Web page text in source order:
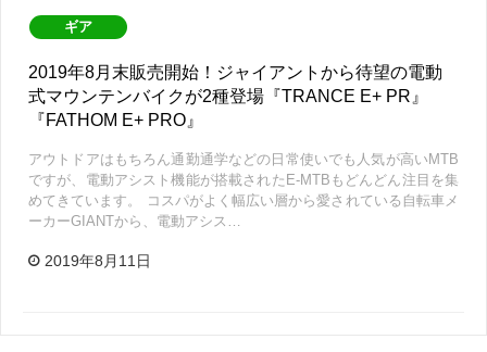
ギア
2019年8月末販売開始！ジャイアントから待望の電動
式マウンテンバイクが2種登場『TRANCE E+ PR』
『FATHOM E+ PRO』
アウトドアはもちろん通勤通学などの日常使いでも人気が高いMTB
ですが、電動アシスト機能が搭載されたE-MTBもどんどん注目を集
めてきています。 コスパがよく幅広い層から愛されている自転車メ
ーカーGIANTから、電動アシス…
2019年8月11日